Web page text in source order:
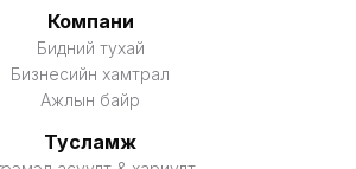
Компани
Бидний тухай
Бизнесийн хамтрал
Ажлын байр
Тусламж